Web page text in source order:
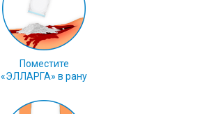
Поместите
«ЭЛЛАРГА» в рану